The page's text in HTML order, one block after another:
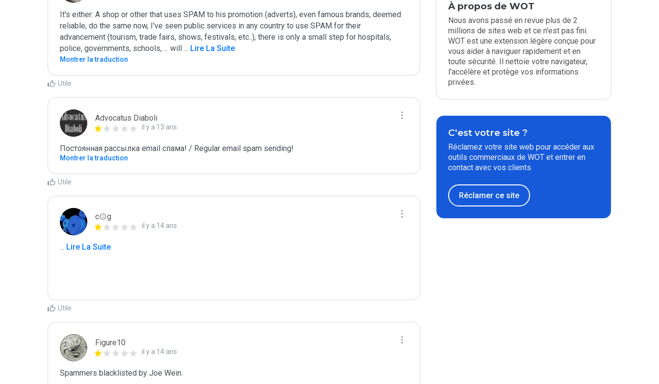
It's either: A shop or other that uses SPAM to his promotion (adverts), even famous brands, deemed
reliable, do the same now, I've seen public services in any country to use SPAM for their
advancement (tourism, trade fairs, shows, festivals, etc..), there is only a small step for hospitals,
police, governments, schools, ... will ... Lire La Suite
Montrer la traduction
Utile
Advocatus Diaboli
il y a 13 ans
Постоянная рассылка email спама! / Regular email spam sending!
Montrer la traduction
Utile
c۞g
il y a 14 ans
... Lire La Suite
Utile
Figure10
il y a 14 ans
Spammers blacklisted by Joe Wein.
À propos de WOT
Nous avons passé en revue plus de 2
millions de sites web et ce n'est pas fini.
WOT est une extension légère conçue pour
vous aider à naviguer rapidement et en
toute sécurité. Il nettoie votre navigateur,
l'accélère et protège vos informations
privées.
C'est votre site ?
Réclamez votre site web pour accéder aux
outils commerciaux de WOT et entrer en
contact avec vos clients.
Réclamer ce site